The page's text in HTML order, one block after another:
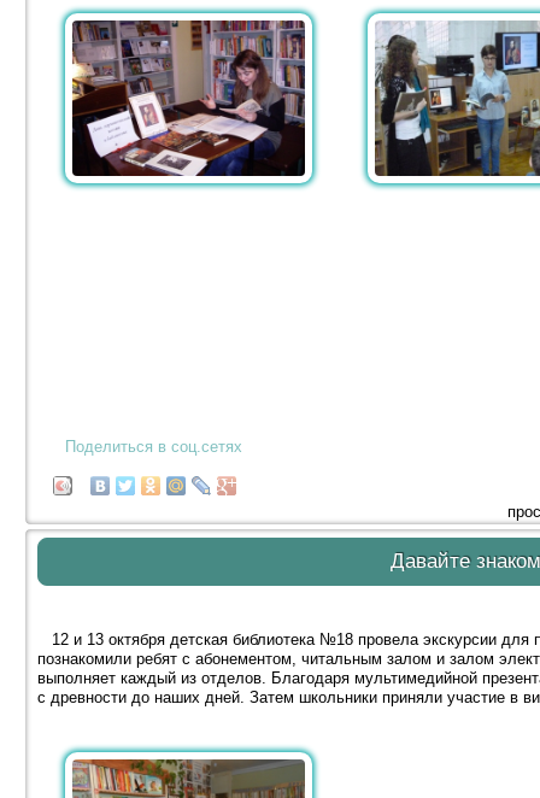
Поделиться в соц.сетях
Давайте
12 и 13 октября детская библиотека №18 провела экскурсии
познакомили ребят с абонементом, читальным залом и залом
выполняет каждый из отделов. Благодаря мультимедийной
с древности до наших дней. Затем школьники приняли участие в